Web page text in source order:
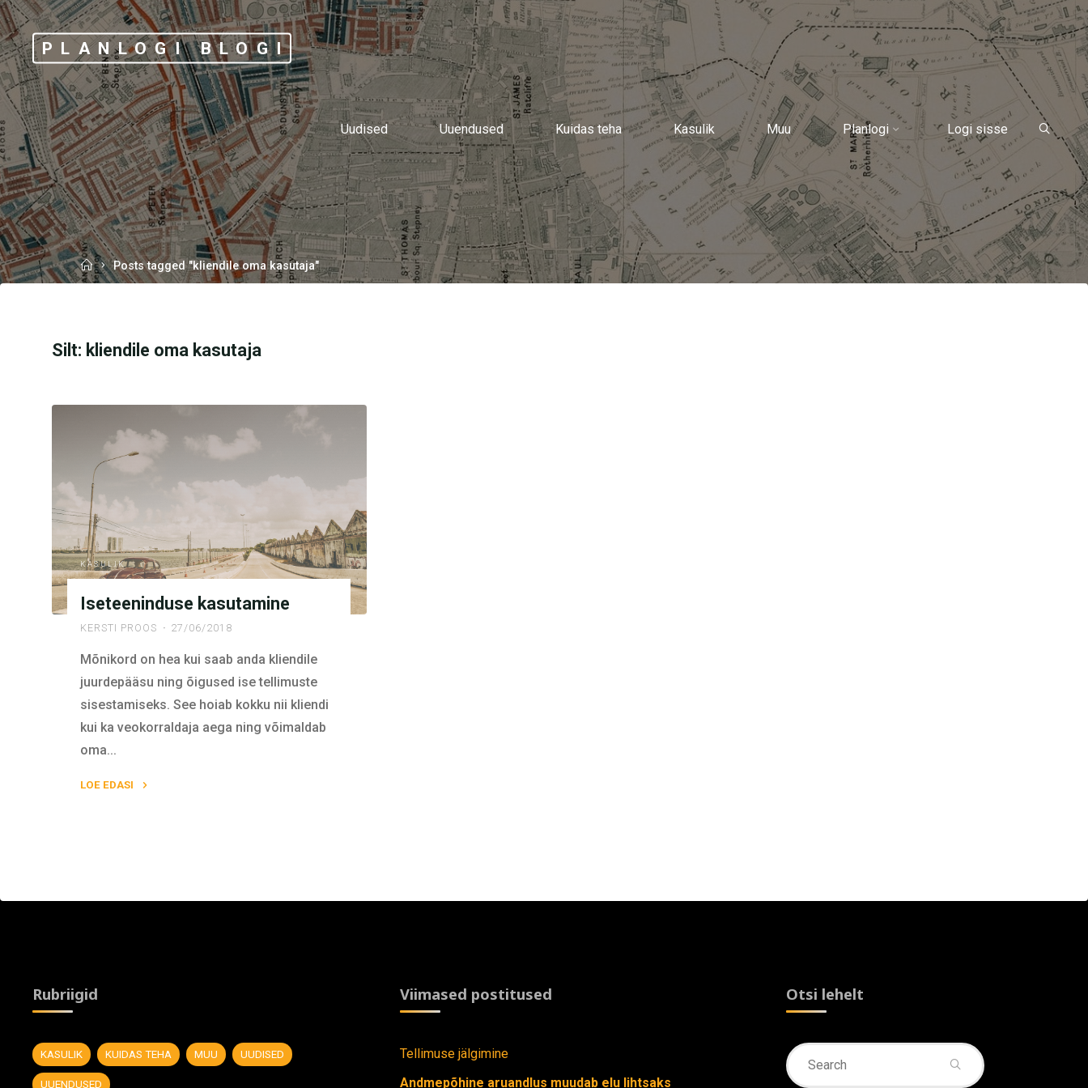
Skip
to
contentPLANLOGI BLOGI
Uudised Uuendused Kuidas teha Kasulik Muu Planlogi Logi sisse
HomePosts tagged "kliendile oma kasutaja"
Silt: kliendile oma kasutaja
KASULIK
Iseteeninduse kasutamine
KERSTI PROOS 27/06/2018
Mõnikord on hea kui saab anda kliendile
juurdepääsu ning õigused ise tellimuste
sisestamiseks. See hoiab kokku nii kliendi
kui ka veokorraldaja aega ning võimaldab
oma...
LOE EDASI
Rubriigid
KASULIK KUIDAS TEHA MUU UUDISED
UUENDUSED
Viimased postitused
Tellimuse jälgimine
Andmepõhine aruandlus muudab elu lihtsaks
Otsi lehelt
for: